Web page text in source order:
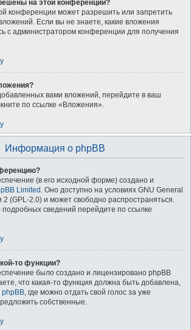
на этой конференции?
конференции может разрешить или запретить
Если вы не знаете, какие вложения
с администратором конференции для получения
вами вложений, перейдите в ваш
по ссылке «Вложения».
Информация о phpBB
(в его исходной форме) создано и
Limited . Оно доступно на условиях GNU General
2 (GPL-2.0) и может свободно распространяться.
сведений перейдите по ссылке
то функции?
было создано и лицензировано phpBB
что какая-то функция должна быть добавлена,
phpBB, где можно отдать свой голос за уже
собственные.